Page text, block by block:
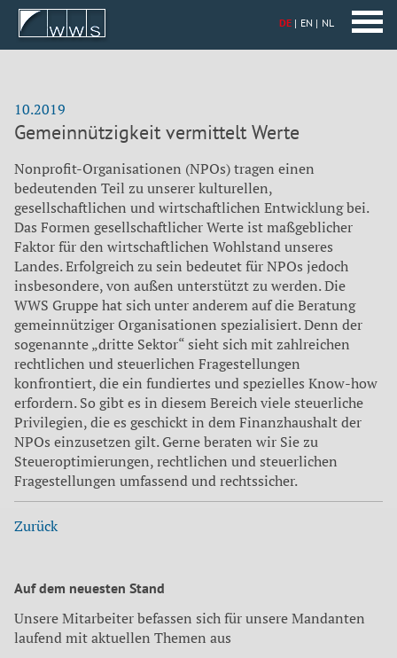
DE EN NL
10.2019
Gemeinnützigkeit vermittelt Werte
Nonprofit-Organisationen (NPOs) tragen einen
bedeutenden Teil zu unserer kulturellen,
gesellschaftlichen und wirtschaftlichen Entwicklung bei.
Das Formen gesellschaftlicher Werte ist maßgeblicher
Faktor für den wirtschaftlichen Wohlstand unseres
Landes. Erfolgreich zu sein bedeutet für NPOs jedoch
insbesondere, von außen unterstützt zu werden. Die
WWS Gruppe hat sich unter anderem auf die Beratung
gemeinnütziger Organisationen spezialisiert. Denn der
sogenannte „dritte Sektor“ sieht sich mit zahlreichen
rechtlichen und steuerlichen Fragestellungen
konfrontiert, die ein fundiertes und spezielles Know-how
erfordern. So gibt es in diesem Bereich viele steuerliche
Privilegien, die es geschickt in dem Finanzhaushalt der
NPOs einzusetzen gilt. Gerne beraten wir Sie zu
Steueroptimierungen, rechtlichen und steuerlichen
Fragestellungen umfassend und rechtssicher.
Zurück
Auf dem neuesten Stand
Unsere Mitarbeiter befassen sich für unsere Mandanten
laufend mit aktuellen Themen aus